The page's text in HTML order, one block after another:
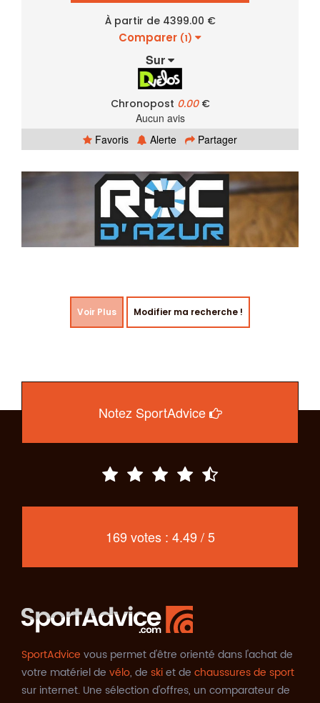
À partir de 4399.00 €
Comparer (1)
Sur
Chronopost 0.00€
Aucun avis
Favoris
Alerte Partager
Voir Plus Modifier ma recherche !
Notez SportAdvice
169 votes : 4.49 / 5
SportAdvice vous permet d'être orienté dans l'achat de
votre matériel de vélo, de skiet de chaussures de sport
sur internet. Une sélection d'offres, un comparateur de